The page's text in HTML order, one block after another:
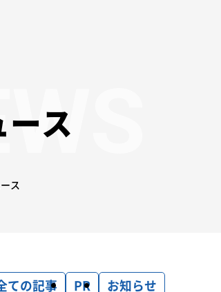
ース
ス
ての記事 PR お知らせ